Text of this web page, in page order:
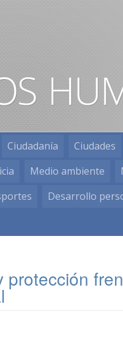
Ciudadanía Ciudades
Medio ambiente
Desarrollo
protección